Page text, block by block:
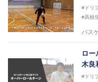
#ドリ
#高校
バス
ロー
木良
#ドリ